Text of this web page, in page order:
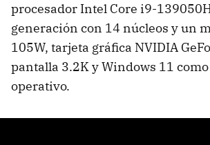
procesador Intel Core i9-
generación con 14 núcleos y un
105W, tarjeta gráfica NVIDIA
pantalla 3.2K y Windows 11
operativo.